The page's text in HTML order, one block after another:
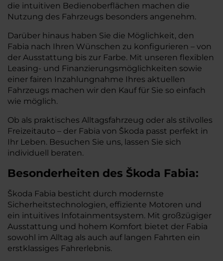
die intuitiven Bedienoberflächen machen die
Nutzung des Fahrzeugs besonders angenehm.
Darüber hinaus haben Sie die Möglichkeit, den
Fabia nach Ihren Wünschen zu konfigurieren – von
der Ausstattung bis zur Farbe. Mit unseren flexiblen
Leasing- und Finanzierungsmöglichkeiten sowie
einer fairen Inzahlungnahme Ihres aktuellen
Fahrzeugs machen wir den Kauf für Sie so einfach
wie möglich.
Ob als praktisches Alltagsfahrzeug oder als stilvolles
Freizeitauto – der Fabia von Škoda passt perfekt in
Ihr Leben. Besuchen Sie uns, lassen Sie sich
individuell beraten.
Besonderheiten des Škoda Fabia:
Škoda Fabia besticht durch modernste
Sicherheitstechnologien, effiziente Motoren und
ein intuitives Infotainmentsystem. Mit großzügiger
Ausstattung und hohem Komfort bietet der Fabia
sowohl im Alltag als auch auf langen Fahrten ein
erstklassiges Fahrerlebnis.